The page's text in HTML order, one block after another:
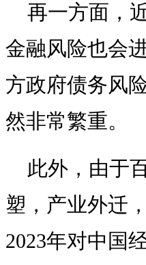
再一方面，
金融风险也会
方政府债务风
然非常繁重。
此外，由于
塑，产业外迁
2023年对中国